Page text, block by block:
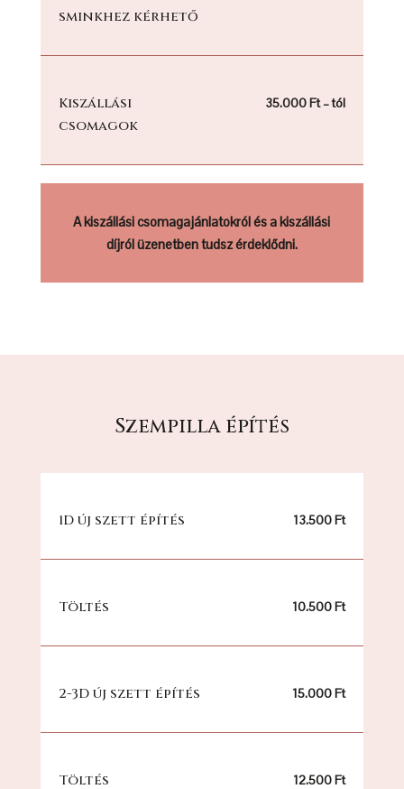
sminkhez kérhető
Kiszállási
csomagok
35.000 Ft – tól
A kiszállási csomagajánlatokról és a kiszállási
díjról üzenetben tudsz érdeklődni.
Szempilla építés
1D új szett építés 13.500 Ft
Töltés 10.500 Ft
2-3D új szett építés 15.000 Ft
Töltés 12.500 Ft